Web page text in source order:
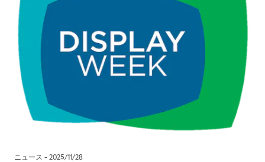
ニュース - 2025/11/28